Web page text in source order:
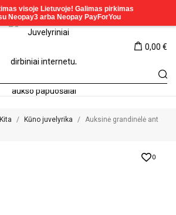
0,00 €
Kita Kūno juvelyrika
Auksinė grandinėlė ant
0